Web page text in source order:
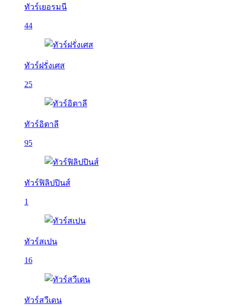
ทัวร์เยอรมนี
44
ทัวร์ฝรั่งเศส
25
ทัวร์อิตาลี
95
ทัวร์ฟิลิปปินส์
1
ทัวร์สเปน
16
ทัวร์สวีเดน